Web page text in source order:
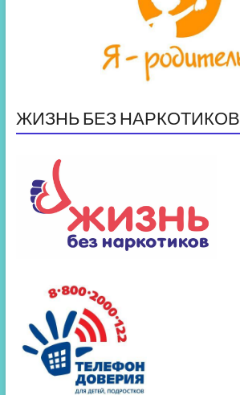
ЖИЗНЬ БЕЗ НАРКОТИКОВ